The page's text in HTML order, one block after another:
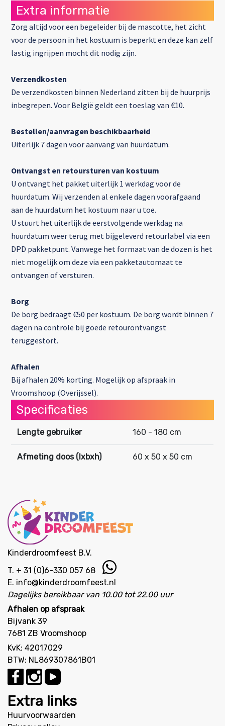
Extra informatie
Zorg altijd voor een begeleider bij de mascotte, het zicht
voor de persoon in het kostuum is beperkt en deze kan zelf
lastig ingrijpen mocht dit nodig zijn.
Verzendkosten
De verzendkosten binnen Nederland zitten bij de huurprijs
inbegrepen. Voor België geldt een toeslag van €10.
Bestellen/aanvragen beschikbaarheid
Uiterlijk 7 dagen voor aanvang van huurdatum.
Ontvangst en retoursturen van kostuum
U ontvangt het pakket uiterlijk 1 werkdag voor de
huurdatum. Wij verzenden al enkele dagen voorafgaand
aan de huurdatum het kostuum naar u toe.
U stuurt het uiterlijk de eerstvolgende werkdag na
huurdatum weer terug met bijgeleverd retourlabel via een
DPD pakketpunt. Vanwege het formaat van de dozen is het
niet mogelijk om deze via een pakketautomaat te
ontvangen of versturen.
Borg
De borg bedraagt €50 per kostuum. De borg wordt binnen 7
dagen na controle bij goede retourontvangst
teruggestort.
Afhalen
Bij afhalen 20% korting. Mogelijk op afspraak in
Vroomshoop (Overijssel).
Specificaties
Lengte gebruiker 160 - 180 cm
Afmeting doos (lxbxh) 60 x 50 x 50 cm
Kinderdroomfeest B.V.
T. + 31 (0)6-330 057 68
E. info@kinderdroomfeest.nl
Dagelijks bereikbaar van 10.00 tot 22.00 uur
Afhalen op afspraak
Bijvank 39
7681 ZB Vroomshoop
KvK: 42017029
BTW: NL869307861B01
Extra links
Huurvoorwaarden